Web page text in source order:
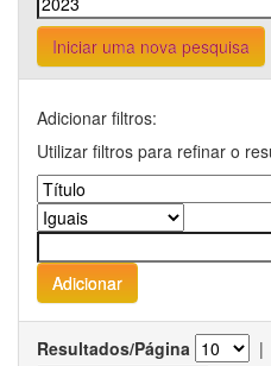
Iniciar uma nova pesquisa
Adicionar filtros:
Utilizar filtros para refinar o
Resultados/Página |